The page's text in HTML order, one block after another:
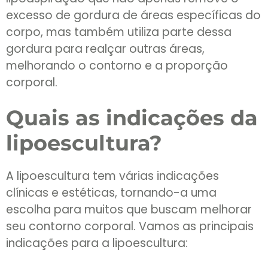
excesso de gordura de áreas específicas do
corpo, mas também utiliza parte dessa
gordura para realçar outras áreas,
melhorando o contorno e a proporção
corporal.
Quais as indicações da
lipoescultura?
A lipoescultura tem várias indicações
clínicas e estéticas, tornando-a uma
escolha para muitos que buscam melhorar
seu contorno corporal. Vamos as principais
indicações para a lipoescultura: